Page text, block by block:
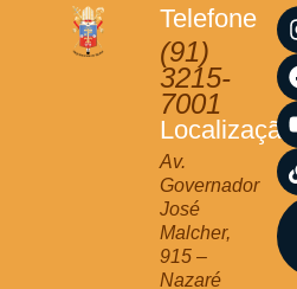
Telefone
(91)
3215-
7001
Localização
Av.
Governador
José
Malcher,
915 –
Nazaré